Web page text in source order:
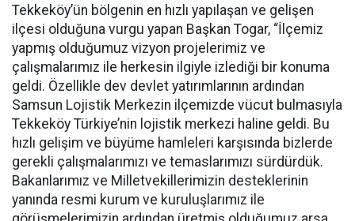
Tekkeköy’ün bölgenin en hızlı yapılaşan ve gelişen
ilçesi olduğuna vurgu yapan Başkan Togar, “İlçemiz
yapmış olduğumuz vizyon projelerimiz ve
çalışmalarımız ile herkesin ilgiyle izlediği bir konuma
geldi. Özellikle dev devlet yatırımlarının ardından
Samsun Lojistik Merkezin ilçemizde vücut bulmasıyla
Tekkeköy Türkiye’nin lojistik merkezi haline geldi. Bu
hızlı gelişim ve büyüme hamleleri karşısında bizlerde
gerekli çalışmalarımızı ve temaslarımızı sürdürdük.
Bakanlarımız ve Milletvekillerimizin desteklerinin
yanında resmi kurum ve kuruluşlarımız ile